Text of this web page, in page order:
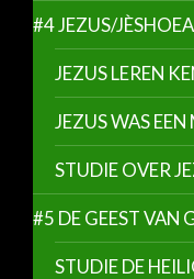
#4 JEZUS/JÈSHOEA
JEZUS LEREN
JEZUS WAS EEN
STUDIE OVER
#5 DE GEEST VAN
STUDIE DE